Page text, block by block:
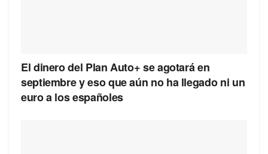
El dinero del Plan Auto+ se agotará en
septiembre y eso que aún no ha llegado ni un
euro a los españoles